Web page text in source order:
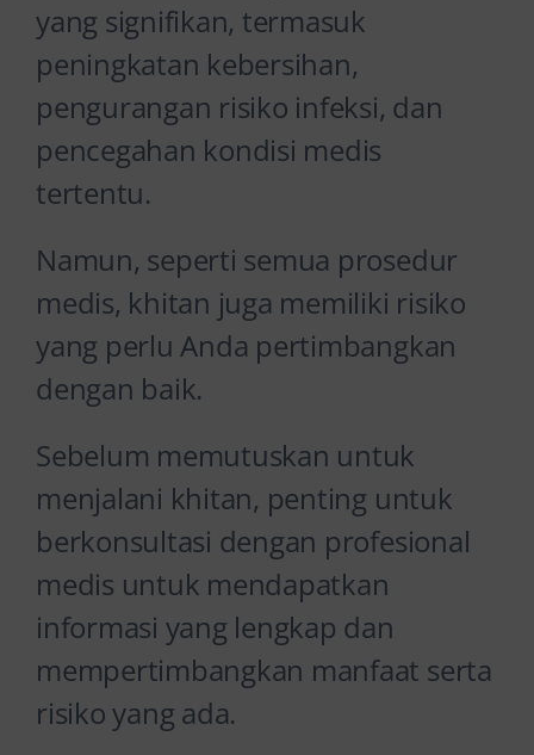
yang signifikan, termasuk
peningkatan kebersihan,
pengurangan risiko infeksi, dan
pencegahan kondisi medis
tertentu.
Namun, seperti semua prosedur
medis, khitan juga memiliki risiko
yang perlu Anda pertimbangkan
dengan baik.
Sebelum memutuskan untuk
menjalani khitan, penting untuk
berkonsultasi dengan profesional
medis untuk mendapatkan
informasi yang lengkap dan
mempertimbangkan manfaat serta
risiko yang ada.